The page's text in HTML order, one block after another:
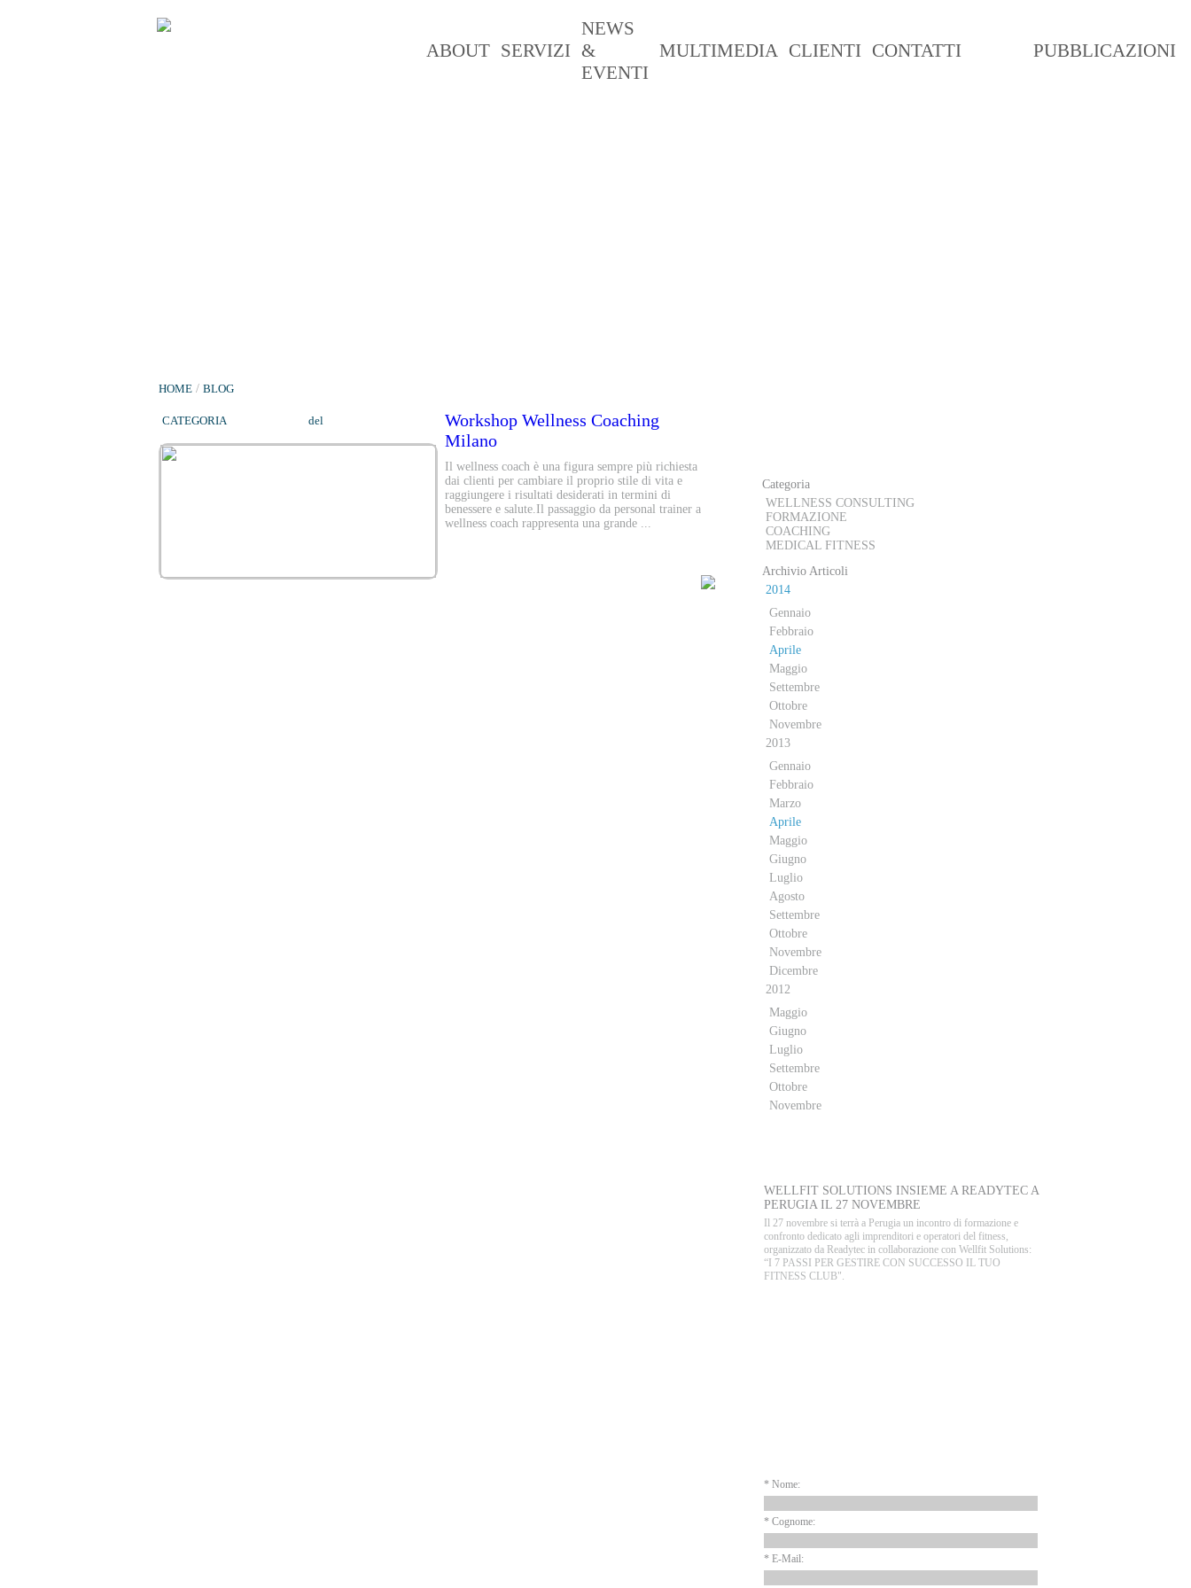
ABOUT SERVIZI
NEWS
&
EVENTI
MULTIMEDIA CLIENTI CONTATTI PUBBLICAZIONI
HOME / BLOG
CATEGORIA del
Workshop Wellness Coaching
Milano
Il wellness coach è una figura sempre più richiesta
dai clienti per cambiare il proprio stile di vita e
raggiungere i risultati desiderati in termini di
benessere e salute.Il passaggio da personal trainer a
wellness coach rappresenta una grande ...
Categoria
WELLNESS CONSULTING
FORMAZIONE
COACHING
MEDICAL FITNESS
Archivio Articoli
2014
Gennaio
Febbraio
Aprile
Maggio
Settembre
Ottobre
Novembre
2013
Gennaio
Febbraio
Marzo
Aprile
Maggio
Giugno
Luglio
Agosto
Settembre
Ottobre
Novembre
Dicembre
2012
Maggio
Giugno
Luglio
Settembre
Ottobre
Novembre
WELLFIT SOLUTIONS INSIEME A READYTEC A
PERUGIA IL 27 NOVEMBRE
Il 27 novembre si terrà a Perugia un incontro di formazione e
confronto dedicato agli imprenditori e operatori del fitness,
organizzato da Readytec in collaborazione con Wellfit Solutions:
“I 7 PASSI PER GESTIRE CON SUCCESSO IL TUO
FITNESS CLUB".
* Nome:
* Cognome:
* E-Mail: